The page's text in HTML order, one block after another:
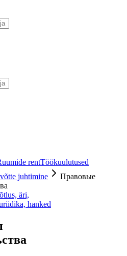
rentTöökuulutused
juhtimine
Правовые
äri,
hanked